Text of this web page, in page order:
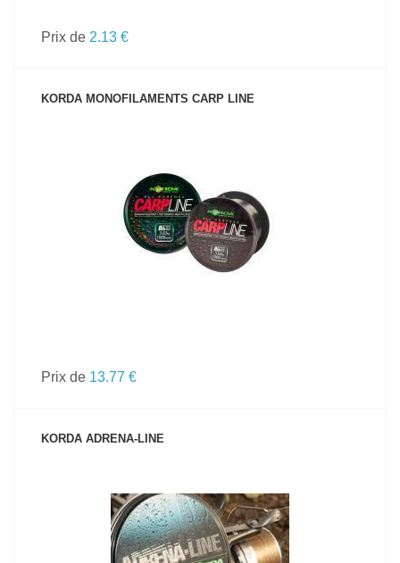
Prix de 2.13 €
KORDA MONOFILAMENTS CARP LINE
VOIR LE PRODUIT
Prix de 13.77 €
KORDA ADRENA-LINE
VOIR LE PRODUIT